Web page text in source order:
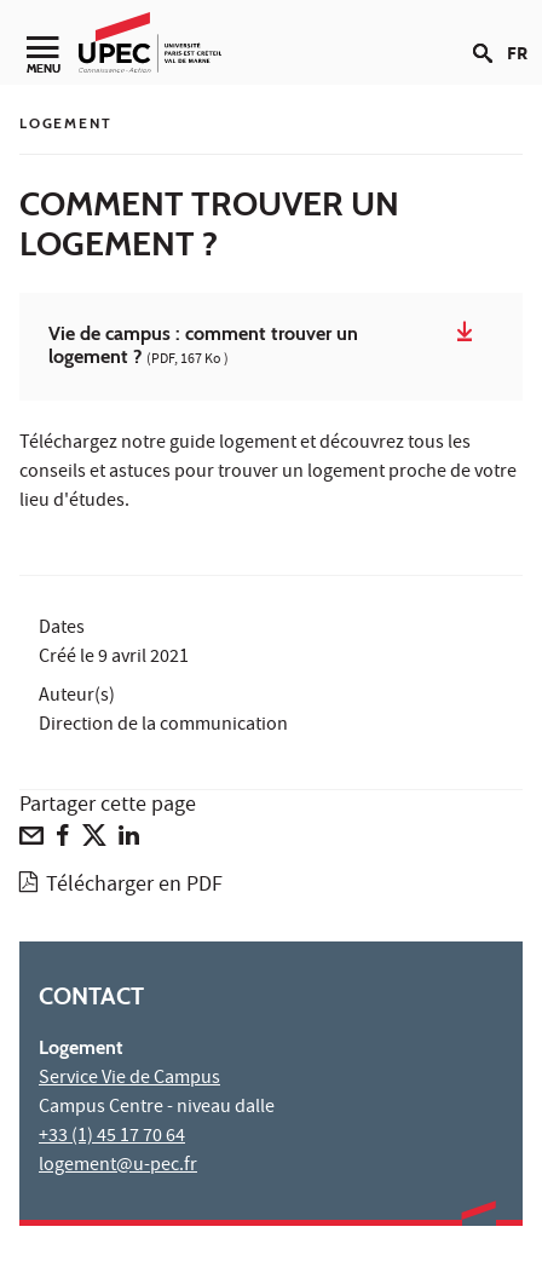
Aller au contenu
Navigation secondaire
MENU FR
LOGEMENT
COMMENT TROUVER UN
LOGEMENT ?
Vie de campus : comment trouver un
logement ? (PDF, 167 Ko )
Téléchargez notre guide logement et découvrez tous les
conseils et astuces pour trouver un logement proche de votre
lieu d'études.
Dates
Créé le9 avril 2021
Auteur(s)
Direction de la communication
Partager cette page
Télécharger en PDF
CONTACT
Logement
Service Vie de Campus
Campus Centre - niveau dalle
+33 (1) 45 17 70 64
logement@u-pec.fr